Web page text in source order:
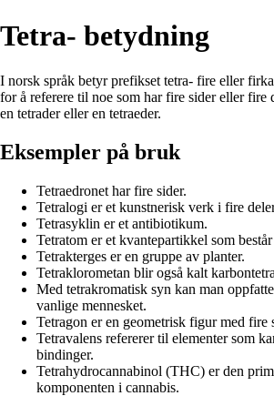
Tetra- betydning
I norsk språk betyr prefikset tetra- fire eller
for å referere til noe som har fire sider eller fire
en tetrader eller en tetraeder.
Eksempler på bruk
Tetraedronet har fire sider.
Tetralogi er et kunstnerisk verk i fire
Tetrasyklin er et antibiotikum.
Tetratom er et kvantepartikkel som
Tetrakterges er en gruppe av planter.
Tetraklorometan blir også kalt
Med tetrakromatisk syn kan man
vanlige mennesket.
Tetragon er en geometrisk figur med fire
Tetravalens refererer til elementer som
bindinger.
Tetrahydrocannabinol (THC) er den
komponenten i cannabis.